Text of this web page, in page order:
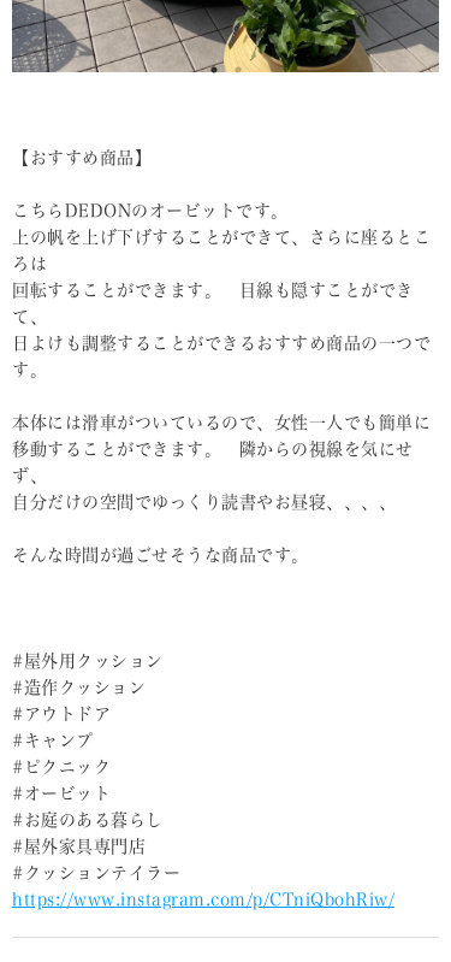
【おすすめ商品】
こちらDEDONのオービットです。
上の帆を上げ下げすることができて、さらに座るとこ
ろは
回転することができます。 目線も隠すことができ
て、
日よけも調整することができるおすすめ商品の一つで
す。
本体には滑車がついているので、女性一人でも簡単に
移動することができます。 隣からの視線を気にせ
ず、
自分だけの空間でゆっくり読書やお昼寝、、、、
そんな時間が過ごせそうな商品です。
#屋外用クッション
#造作クッション
#アウトドア
#キャンプ
#ピクニック
#オービット
#お庭のある暮らし
#屋外家具専門店
#クッションテイラー
https://www.instagram.com/p/CTniQbohRiw/